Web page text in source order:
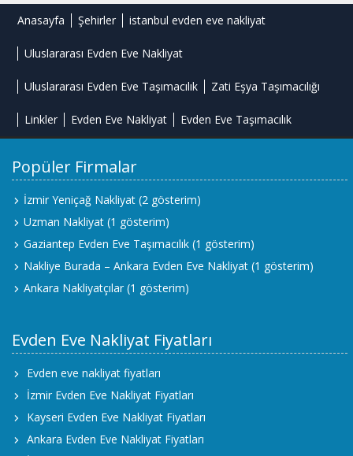
Anasayfa Şehirler istanbul evden eve nakliyat
Uluslararası Evden Eve Nakliyat
Uluslararası Evden Eve Taşımacılık Zati Eşya Taşımacılığı
Linkler Evden Eve Nakliyat Evden Eve Taşımacılık
Popüler Firmalar
İzmir Yeniçağ Nakliyat (2 gösterim)
Uzman Nakliyat (1 gösterim)
Gaziantep Evden Eve Taşımacılık (1 gösterim)
Nakliye Burada – Ankara Evden Eve Nakliyat (1 gösterim)
Ankara Nakliyatçılar (1 gösterim)
Evden Eve Nakliyat Fiyatları
Evden eve nakliyat fiyatları
İzmir Evden Eve Nakliyat Fiyatları
Kayseri Evden Eve Nakliyat Fiyatları
Ankara Evden Eve Nakliyat Fiyatları